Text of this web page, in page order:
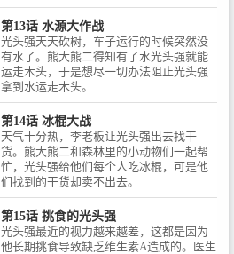
第13话 水源大作战
光头强天天砍树，车子运行的时候突然没
有水了。熊大熊二得知有了水光头强就能
运走木头，于是想尽一切办法阻止光头强
拿到水运走木头。
第14话 冰棍大战
天气十分热，李老板让光头强出去找干
货。熊大熊二和森林里的小动物们一起帮
忙，光头强给他们每个人吃冰棍，可是他
们找到的干货却卖不出去。
第15话 挑食的光头强
光头强最近的视力越来越差，这都是因为
他长期挑食导致缺乏维生素A造成的。医生